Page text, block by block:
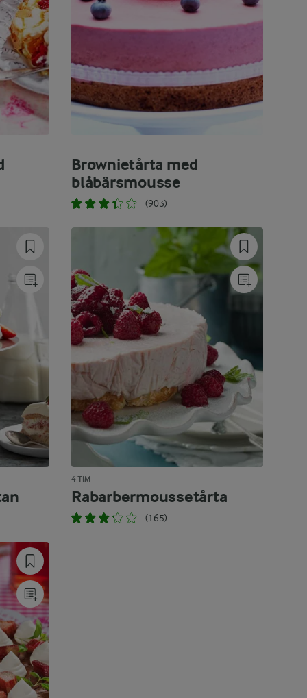
Brownietårta med
blåbärsmousse
(903)
4 TIM
Rabarbermoussetårta
(165)